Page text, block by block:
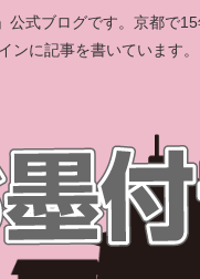
式ブログです。京都で
に記事を書いています。